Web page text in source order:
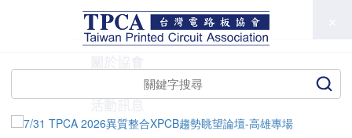
TPCA
活動訊息